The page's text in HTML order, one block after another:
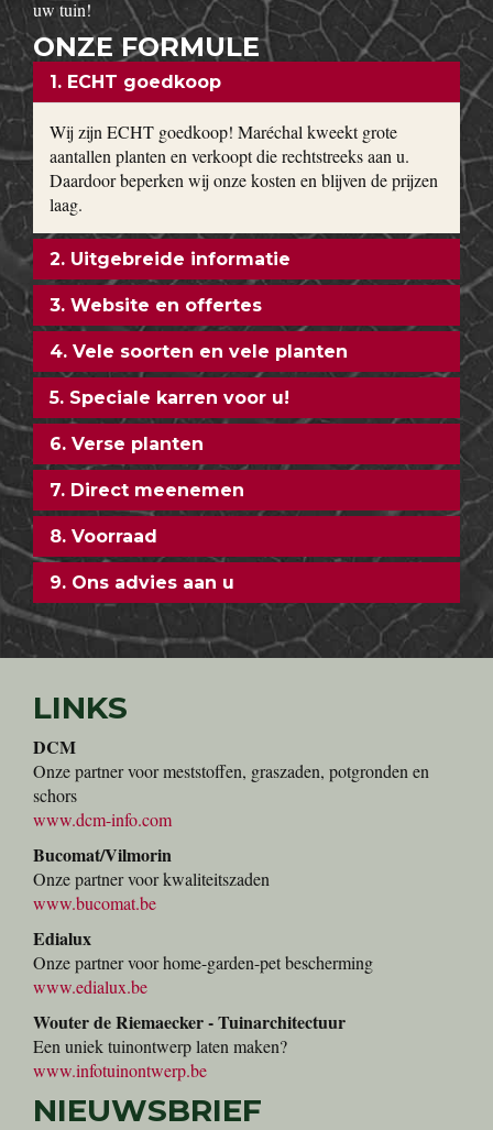
uw tuin!
ONZE FORMULE
1. ECHT goedkoop
Wij zijn ECHT goedkoop! Maréchal kweekt grote
aantallen planten en verkoopt die rechtstreeks aan u.
Daardoor beperken wij onze kosten en blijven de prijzen
laag.
2. Uitgebreide informatie
3. Website en offertes
4. Vele soorten en vele planten
5. Speciale karren voor u!
6. Verse planten
7. Direct meenemen
8. Voorraad
9. Ons advies aan u
LINKS
DCM
Onze partner voor meststoffen, graszaden, potgronden en
schors
www.dcm-info.com
Bucomat/Vilmorin
Onze partner voor kwaliteitszaden
www.bucomat.be
Edialux
Onze partner voor home-garden-pet bescherming
www.edialux.be
Wouter de Riemaecker - Tuinarchitectuur
Een uniek tuinontwerp laten maken?
www.infotuinontwerp.be
NIEUWSBRIEF